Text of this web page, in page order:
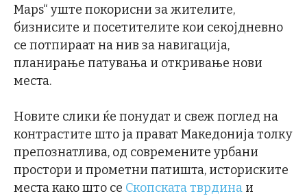
Maps“ уште покорисни за жителите,
бизнисите и посетителите кои секојдневно
се потпираат на нив за навигација,
планирање патувања и откривање нови
места.
Новите слики ќе понудат и свеж поглед на
контрастите што ја прават Македонија толку
препознатлива, од современите урбани
простори и прометни патишта, историските
места како што се Скопската тврдина и